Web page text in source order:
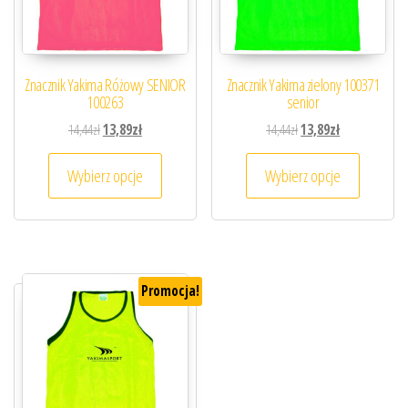
Znacznik Yakima Różowy SENIOR
100263
14,44złPierwotna cena wynosiła: 14,44zł.
13,89złAktualna cena wynosi: 13,89zł.
Wybierz opcje
Ten produkt ma wiele wariantów. Opcje
Znacznik Yakima zielony 100371
senior
14,44złPierwotna cena
13,89złAktualna cena
Wybierz opcje
Ten
Promocja!